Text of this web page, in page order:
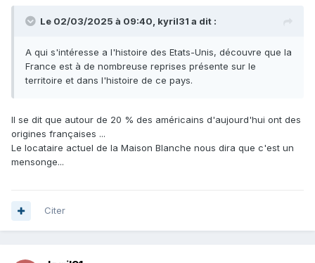
Le 02/03/2025 à 09:40, kyril31 a dit :
A qui s'intéresse a l'histoire des Etats-Unis, découvre que la
France est à de nombreuse reprises présente sur le
territoire et dans l'histoire de ce pays.
Il se dit que autour de 20 % des américains d'aujourd'hui ont des
origines françaises ...
Le locataire actuel de la Maison Blanche nous dira que c'est un
mensonge...
Citer